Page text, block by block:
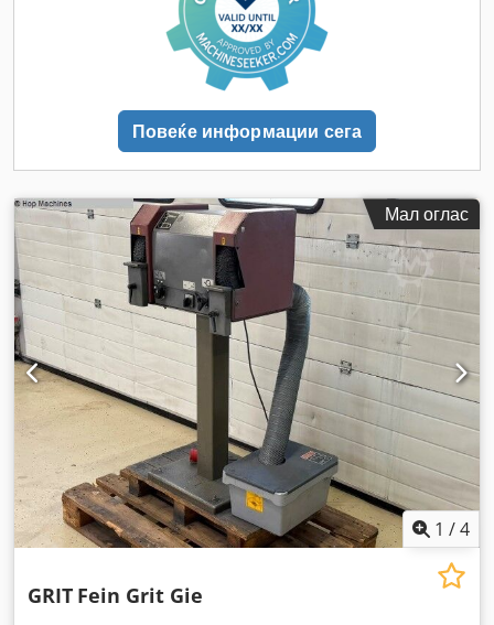
Повеќе информации сега
Мал оглас
1 /4
GRIT Fein Grit Gie